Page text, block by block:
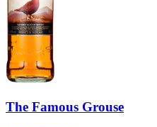
The Famous Grouse